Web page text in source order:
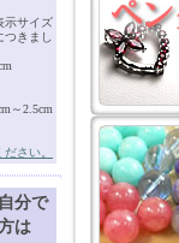
示サイズ
きまし
～2.5cm
さい。
分で
は